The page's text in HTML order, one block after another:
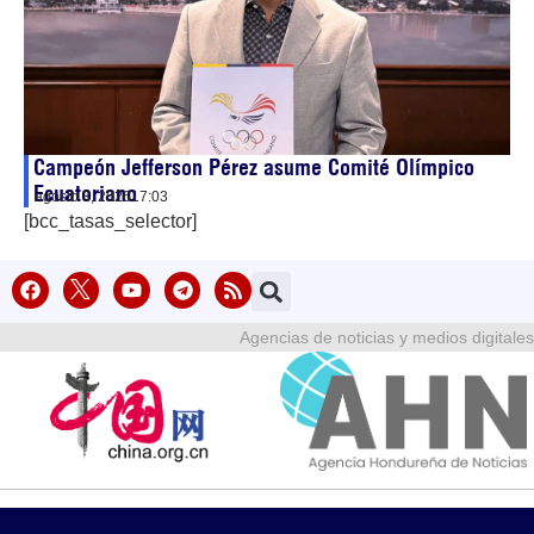
Campeón Jefferson Pérez asume Comité Olímpico
Ecuatoriano
agosto 3, 202617:03
[bcc_tasas_selector]
Agencias de noticias y medios digitales